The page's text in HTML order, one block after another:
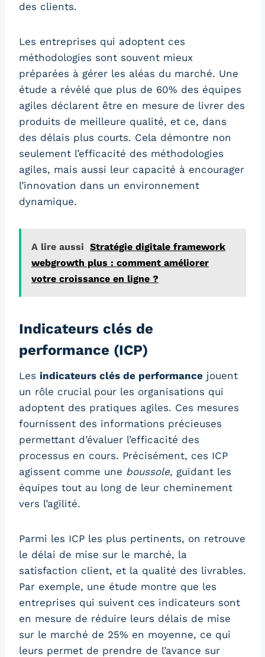
des clients.
Les entreprises qui adoptent ces
méthodologies sont souvent mieux
préparées à gérer les aléas du marché. Une
étude a révélé que plus de 60% des équipes
agiles déclarent être en mesure de livrer des
produits de meilleure qualité, et ce, dans
des délais plus courts. Cela démontre non
seulement l’efficacité des méthodologies
agiles, mais aussi leur capacité à encourager
l’innovation dans un environnement
dynamique.
A lire aussi Stratégie digitale framework
webgrowth plus : comment améliorer
votre croissance en ligne ?
Indicateurs clés de
performance (ICP)
Les indicateurs clés de performance jouent
un rôle crucial pour les organisations qui
adoptent des pratiques agiles. Ces mesures
fournissent des informations précieuses
permettant d’évaluer l’efficacité des
processus en cours. Précisément, ces ICP
agissent comme une boussole, guidant les
équipes tout au long de leur cheminement
vers l’agilité.
Parmi les ICP les plus pertinents, on retrouve
le délai de mise sur le marché, la
satisfaction client, et la qualité des livrables.
Par exemple, une étude montre que les
entreprises qui suivent ces indicateurs sont
en mesure de réduire leurs délais de mise
sur le marché de 25% en moyenne, ce qui
leurs permet de prendre de l’avance sur